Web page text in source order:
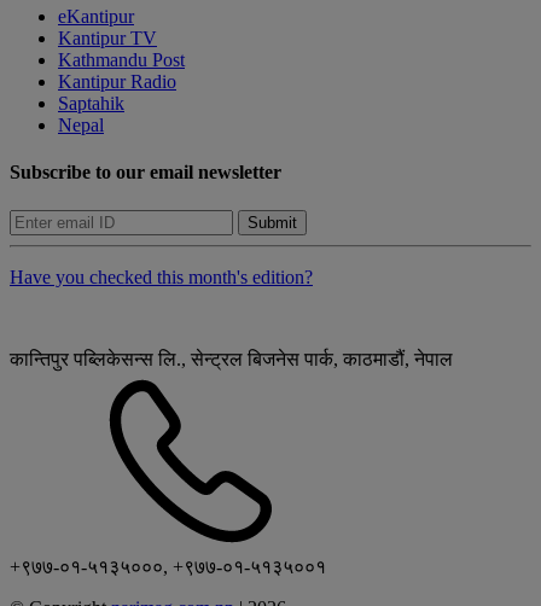
eKantipur
Kantipur TV
Kathmandu Post
Kantipur Radio
Saptahik
Nepal
Subscribe to our email newsletter
Submit
Have you checked this month's edition?
कान्तिपुर पब्लिकेसन्स लि., सेन्ट्रल बिजनेस पार्क, काठमाडौं, नेपाल
+९७७-०१-५१३५०००, +९७७-०१-५१३५००१